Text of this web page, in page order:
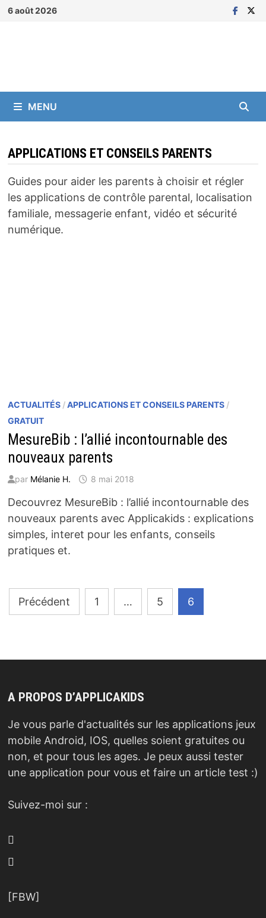
Passer
6 août 2026
MENU
APPLICATIONS ET CONSEILS PARENTS
Guides pour aider les parents à choisir et régler
les applications de contrôle parental, localisation
familiale, messagerie enfant, vidéo et sécurité
numérique.
ACTUALITÉS/APPLICATIONS ET CONSEILS PARENTS/
GRATUIT
MesureBib : l’allié incontournable des
nouveaux parents
par Mélanie H. 8 mai 2018
Decouvrez MesureBib : l’allié incontournable des
nouveaux parents avec Applicakids : explications
simples, interet pour les enfants, conseils
pratiques et.
Pagination
des
Précédent 1 … 5 6
A PROPOS D’APPLICAKIDS
Je vous parle d'actualités sur les applications jeux
mobile Android, IOS, quelles soient gratuites ou
non, et pour tous les ages. Je peux aussi tester
une application pour vous et faire un article test :)
Suivez-moi sur :
[FBW]